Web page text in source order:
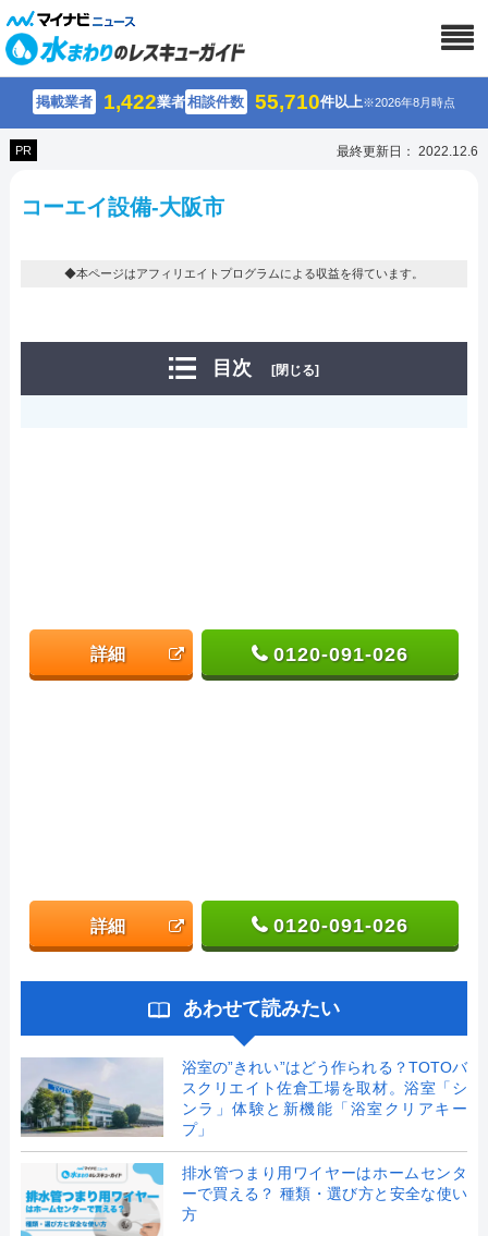
掲載業者 1,422業者相談件数 55,710件以上※2026年8月時点
PR 最終更新日： 2022.12.6
コーエイ設備-大阪市
◆本ページはアフィリエイトプログラムによる収益を得ています。
目次 [閉じる]
詳細 0120-091-026
詳細 0120-091-026
あわせて読みたい
浴室の”きれい”はどう作られる？TOTOバ
スクリエイト佐倉工場を取材。浴室「シ
ンラ」体験と新機能「浴室クリアキー
プ」
排水管つまり用ワイヤーはホームセンタ
ーで買える？ 種類・選び方と安全な使い
方